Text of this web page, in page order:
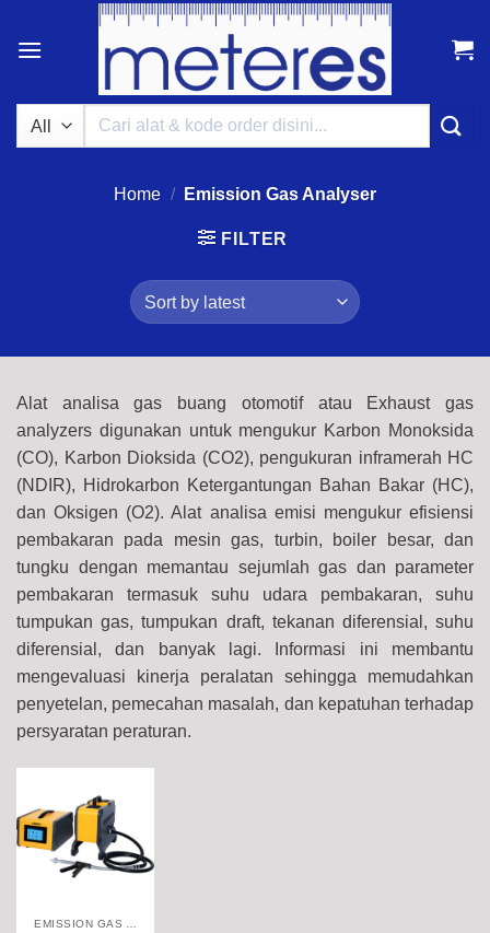
Search
Home / Emission Gas Analyser
FILTER
Alat analisa gas buang otomotif atau Exhaust gas
analyzers digunakan untuk mengukur Karbon Monoksida
(CO), Karbon Dioksida (CO2), pengukuran inframerah HC
(NDIR), Hidrokarbon Ketergantungan Bahan Bakar (HC),
dan Oksigen (O2). Alat analisa emisi mengukur efisiensi
pembakaran pada mesin gas, turbin, boiler besar, dan
tungku dengan memantau sejumlah gas dan parameter
pembakaran termasuk suhu udara pembakaran, suhu
tumpukan gas, tumpukan draft, tekanan diferensial, suhu
diferensial, dan banyak lagi. Informasi ini membantu
mengevaluasi kinerja peralatan sehingga memudahkan
penyetelan, pemecahan masalah, dan kepatuhan terhadap
persyaratan peraturan.